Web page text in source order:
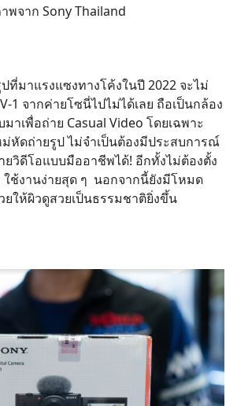
พจาก Sony Thailand
ที่มาแรงแซงทางโค้งในปี 2022 จะไม่
1 จากค่ายโซนี่ไปไม่ได้เลย ถือเป็นกล้อง
าเพื่อถ่าย Casual Video โดยเฉพาะ
หัดถ่ายรูป ไม่จำเป็นต้องมีประสบการณ์
ยวิดีโอแบบมืออาชีพได้! อีกทั้งไม่ต้องตั้ง
ใช้งานง่ายสุด ๆ นอกจากนี้ยังมีโหมด
ยให้ผิวดูสวยเป็นธรรมชาติยิ่งขึ้น